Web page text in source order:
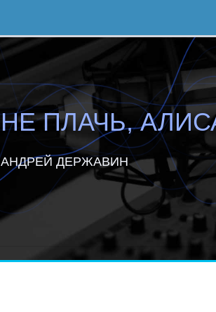
НЕ ПЛАЧЬ,
АНДРЕЙ ДЕРЖАВИН